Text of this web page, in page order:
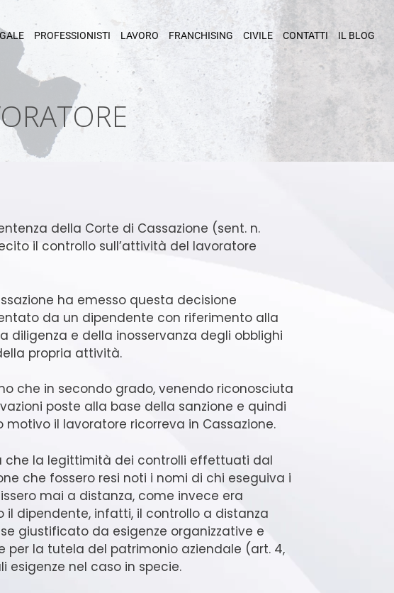
PROFESSIONISTI LAVORO FRANCHISING CIVILE CONTATTI IL BLOG
della Corte di Cassazione (sent. n.
il controllo sull’attività del lavoratore
ha emesso questa decisione
da un dipendente con riferimento alla
diligenza e della inosservanza degli obblighi
propria attività.
che in secondo grado, venendo riconosciuta
poste alla base della sanzione e quindi
il lavoratore ricorreva in Cassazione.
che la legittimità dei controlli effettuati dal
che fossero resi noti i nomi di chi eseguiva i
mai a distanza, come invece era
dipendente, infatti, il controllo a distanza
giustificato da esigenze organizzative e
per la tutela del patrimonio aziendale (art. 4,
esigenze nel caso in specie.